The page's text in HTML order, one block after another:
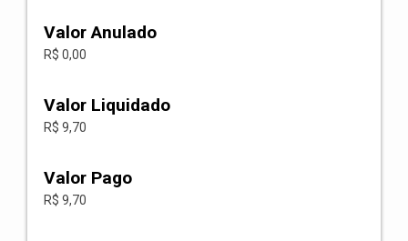
Valor Anulado
R$ 0,00
Valor Liquidado
R$ 9,70
Valor Pago
R$ 9,70